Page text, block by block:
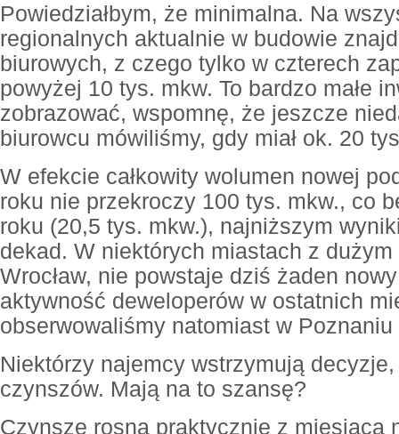
Powiedziałbym, że minimalna. Na
regionalnych aktualnie w budowie
biurowych, z czego tylko w czterech
powyżej 10 tys. mkw. To bardzo małe
zobrazować, wspomnę, że jeszcze
biurowcu mówiliśmy, gdy miał ok. 20
W efekcie całkowity wolumen nowej
roku nie przekroczy 100 tys. mkw., co
roku (20,5 tys. mkw.), najniższym
dekad. W niektórych miastach z dużym
Wrocław, nie powstaje dziś żaden
aktywność deweloperów w ostatnich
obserwowaliśmy natomiast w
Niektórzy najemcy wstrzymują
czynszów. Mają na to szansę?
Czynsze rosną praktycznie z miesiąca